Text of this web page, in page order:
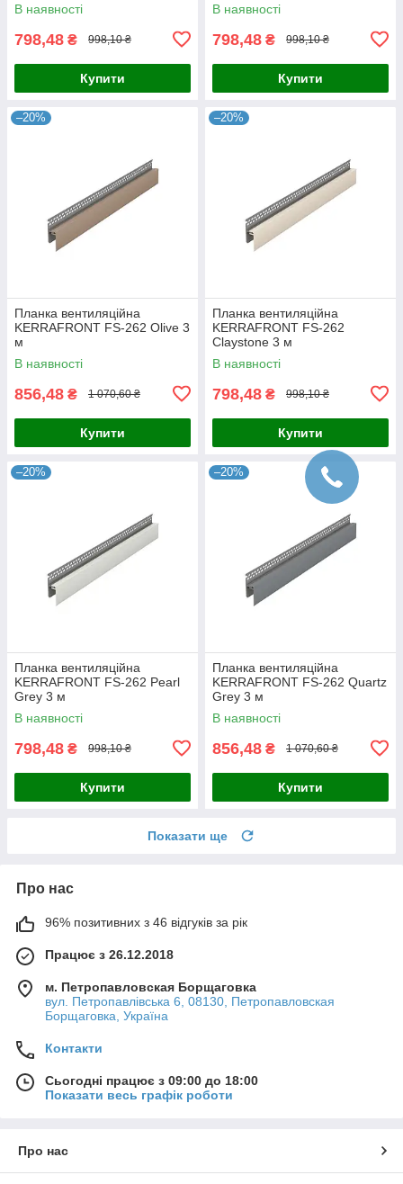
В наявності
798,48 ₴ 998,10 ₴
Купити
В наявності
798,48 ₴ 998,10 ₴
Купити
–20%
Планка вентиляційна
KERRAFRONT FS-262 Olive 3
м
В наявності
856,48 ₴ 1 070,60 ₴
Купити
–20%
Планка вентиляційна
KERRAFRONT FS-262
Claystone 3 м
В наявності
798,48 ₴ 998,10 ₴
Купити
–20%
Планка вентиляційна
KERRAFRONT FS-262 Pearl
Grey 3 м
В наявності
798,48 ₴ 998,10 ₴
Купити
–20%
Планка вентиляційна
KERRAFRONT FS-262 Quartz
Grey 3 м
В наявності
856,48 ₴ 1 070,60 ₴
Купити
Показати ще
Про нас
96% позитивних з 46 відгуків за рік
Працює з 26.12.2018
м. Петропавловская Борщаговка
вул. Петропавлівська 6, 08130, Петропавловская
Борщаговка, Україна
Контакти
Сьогодні працює з 09:00 до 18:00
Показати весь графік роботи
Про нас